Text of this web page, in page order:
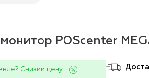
POScenter
Снизим цену!